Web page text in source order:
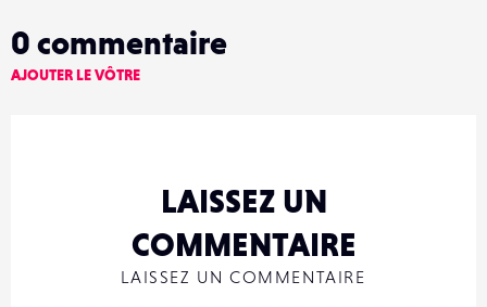
0 commentaire
AJOUTER LE VÔTRE
LAISSEZ UN
COMMENTAIRE
LAISSEZ UN COMMENTAIRE